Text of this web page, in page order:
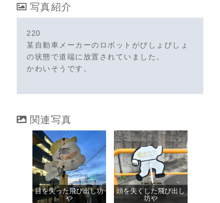
写真紹介
220
某自動車メーカーのロボットがびしょびしょ
の状態で道端に放置されていました。
かわいそうです。
関連写真
目を失った飛び出し坊
や
頭を失くした飛び出し
坊や